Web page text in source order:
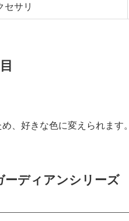
セサリ
、好きな色に変えられます。
ーディアンシリーズ